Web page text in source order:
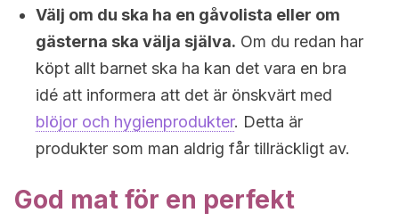
Välj om du ska ha en gåvolista eller om
gästerna ska välja själva. Om du redan har
köpt allt barnet ska ha kan det vara en bra
idé att informera att det är önskvärt med
blöjor och hygienprodukter. Detta är
produkter som man aldrig får tillräckligt av.
God mat för en perfekt